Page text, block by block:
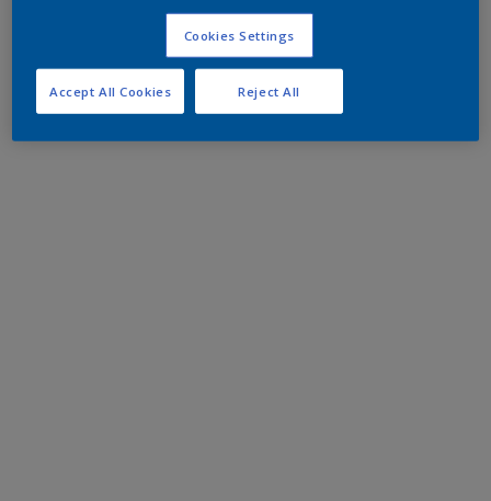
Cookies Settings
Reject All
Accept All Cookies